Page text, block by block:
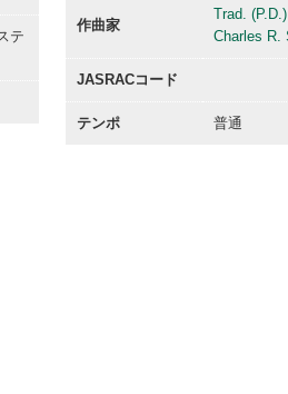
テ
作曲家
Trad. (P.D.)
Charles R.
JASRACコード
テンポ 普通